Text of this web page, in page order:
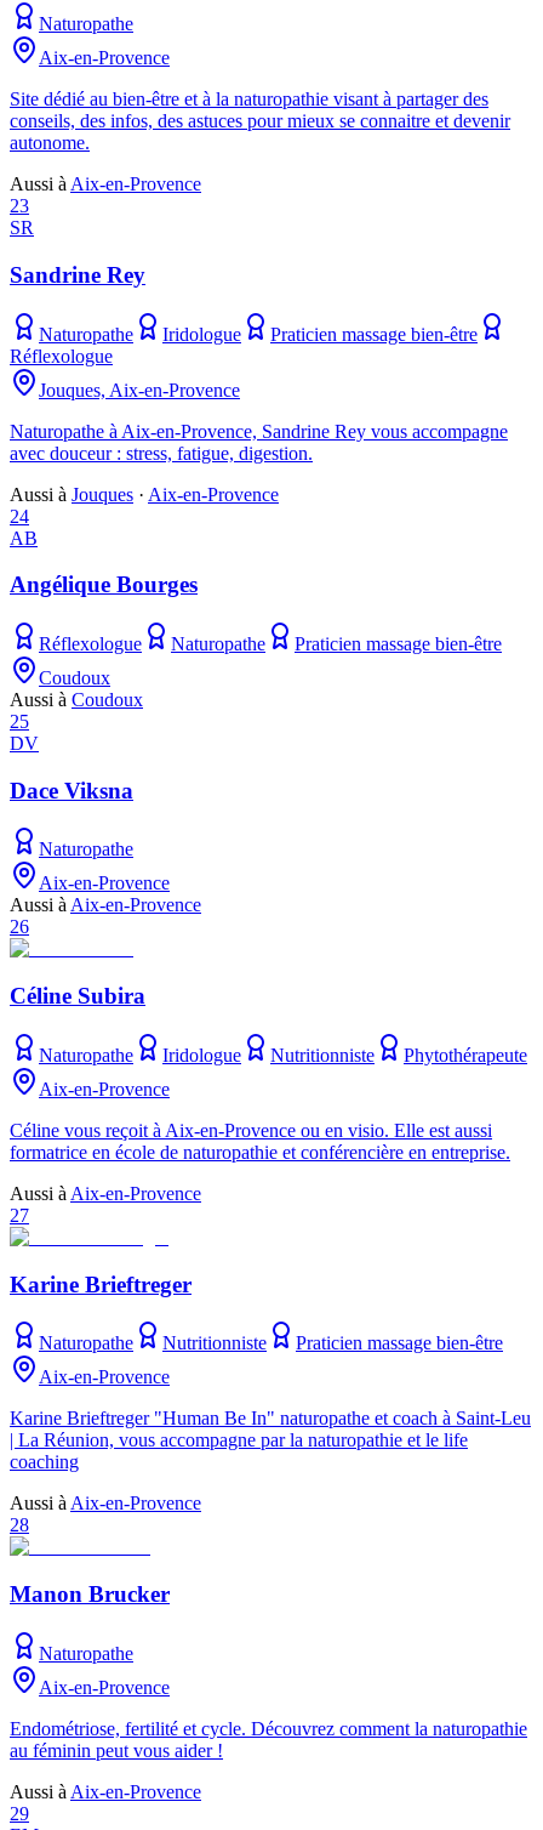
Naturopathe
Aix-en-Provence
Site dédié au bien-être et à la naturopathie visant à partager des
conseils, des infos, des astuces pour mieux se connaitre et devenir
autonome.
Aussi à Aix-en-Provence
23
SR
Sandrine Rey
Naturopathe Iridologue
Praticien massage bien-être
Réflexologue
Jouques, Aix-en-Provence
Naturopathe à Aix-en-Provence, Sandrine Rey vous accompagne
avec douceur : stress, fatigue, digestion.
Aussi à Jouques · Aix-en-Provence
24
AB
Angélique Bourges
Réflexologue Naturopathe
Praticien massage bien-être
Coudoux
Aussi à Coudoux
25
DV
Dace Viksna
Naturopathe
Aix-en-Provence
Aussi àAix-en-Provence
26
Céline Subira
Naturopathe Iridologue Nutritionniste
Phytothérapeute
Aix-en-Provence
Céline vous reçoit à Aix-en-Provence ou en visio. Elle est aussi
formatrice en école de naturopathie et conférencière en entreprise.
Aussi à Aix-en-Provence
27
Karine Brieftreger
Naturopathe Nutritionniste
Praticien massage bien-être
Aix-en-Provence
Karine Brieftreger "Human Be In" naturopathe et coach à Saint-Leu
| La Réunion, vous accompagne par la naturopathie et le life
coaching
Aussi à Aix-en-Provence
28
Manon Brucker
Naturopathe
Aix-en-Provence
Endométriose, fertilité et cycle. Découvrez comment la naturopathie
au féminin peut vous aider !
Aussi à Aix-en-Provence
29